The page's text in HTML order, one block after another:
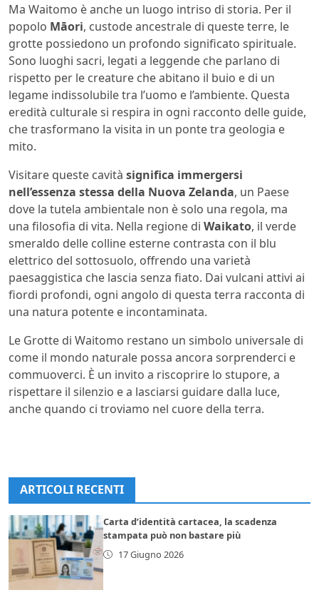
Ma Waitomo è anche un luogo intriso di storia. Per il
popolo Māori, custode ancestrale di queste terre, le
grotte possiedono un profondo significato spirituale.
Sono luoghi sacri, legati a leggende che parlano di
rispetto per le creature che abitano il buio e di un
legame indissolubile tra l’uomo e l’ambiente. Questa
eredità culturale si respira in ogni racconto delle guide,
che trasformano la visita in un ponte tra geologia e
mito.
Visitare queste cavità significa immergersi
nell’essenza stessa della Nuova Zelanda, un Paese
dove la tutela ambientale non è solo una regola, ma
una filosofia di vita. Nella regione di Waikato, il verde
smeraldo delle colline esterne contrasta con il blu
elettrico del sottosuolo, offrendo una varietà
paesaggistica che lascia senza fiato. Dai vulcani attivi ai
fiordi profondi, ogni angolo di questa terra racconta di
una natura potente e incontaminata.
Le Grotte di Waitomo restano un simbolo universale di
come il mondo naturale possa ancora sorprenderci e
commuoverci. È un invito a riscoprire lo stupore, a
rispettare il silenzio e a lasciarsi guidare dalla luce,
anche quando ci troviamo nel cuore della terra.
ARTICOLI RECENTI
Carta d’identità cartacea, la scadenza
stampata può non bastare più
17 Giugno 2026